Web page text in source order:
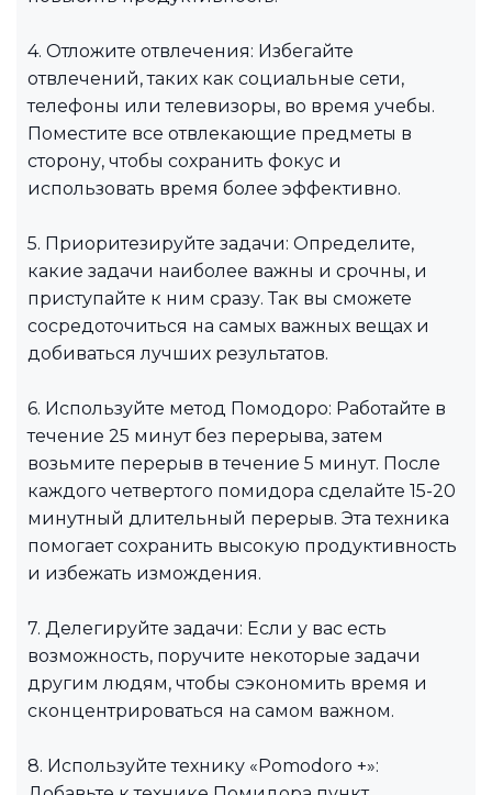
4. Отложите отвлечения: Избегайте
отвлечений, таких как социальные сети,
телефоны или телевизоры, во время учебы.
Поместите все отвлекающие предметы в
сторону, чтобы сохранить фокус и
использовать время более эффективно.
5. Приоритезируйте задачи: Определите,
какие задачи наиболее важны и срочны, и
приступайте к ним сразу. Так вы сможете
сосредоточиться на самых важных вещах и
добиваться лучших результатов.
6. Используйте метод Помодоро: Работайте в
течение 25 минут без перерыва, затем
возьмите перерыв в течение 5 минут. После
каждого четвертого помидора сделайте 15-20
минутный длительный перерыв. Эта техника
помогает сохранить высокую продуктивность
и избежать измождения.
7. Делегируйте задачи: Если у вас есть
возможность, поручите некоторые задачи
другим людям, чтобы сэкономить время и
сконцентрироваться на самом важном.
8. Используйте технику «Pomodoro +»: